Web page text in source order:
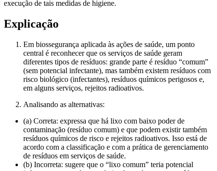
execução de tais medidas de higiene.
Explicação
Em biossegurança aplicada às ações de saúde, um ponto
central é reconhecer que os serviços de saúde geram
diferentes tipos de resíduos: grande parte é resíduo “comum”
(sem potencial infectante), mas também existem resíduos com
risco biológico (infectantes), resíduos químicos perigosos e,
em alguns serviços, rejeitos radioativos.
Analisando as alternativas:
(a) Correta: expressa que há lixo com baixo poder de
contaminação (resíduo comum) e que podem existir também
resíduos químicos de risco e rejeitos radioativos. Isso está de
acordo com a classificação e com a prática de gerenciamento
de resíduos em serviços de saúde.
(b) Incorreta: sugere que o “lixo comum” teria potencial